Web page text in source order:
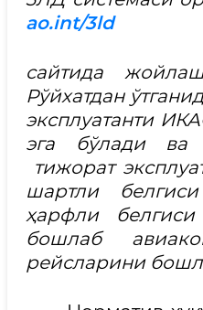
ao.int/3ld
сайтида
Рўйхатдан
эксплуатанти
эга бўлади ва
тижорат
шартли
ҳарфли
бошлаб
рейсларини